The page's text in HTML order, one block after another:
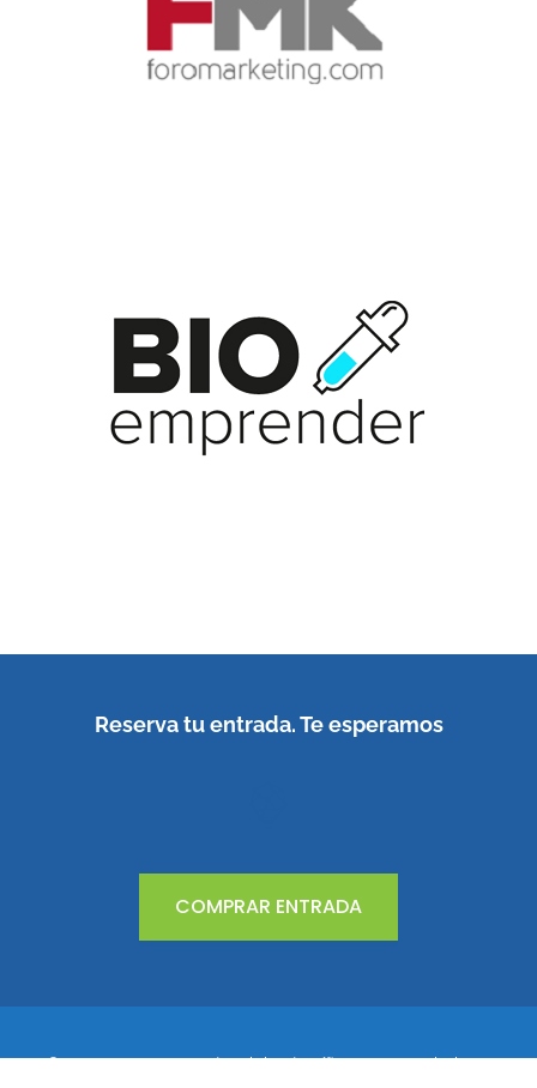
Reserva tu entrada. Te esperamos
COMPRAR ENTRADA
© 2023 Congreso Nacional de Científicos Emprendedores